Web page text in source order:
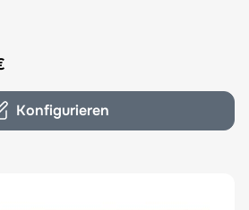
the options chosen on the product
Konfigurieren